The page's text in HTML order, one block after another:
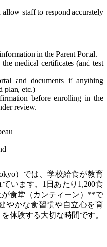
staff to respond accurately
in the Parent Portal.
medical certificates (and test
and documents if anything
plan, etc.).
before enrolling in the
review.
）では、学校給食が教育
います。 1 日あたり 1,200食
が食堂（カンティーン） **で
やかな食習慣や自立心を育
体験する大切な時間です。